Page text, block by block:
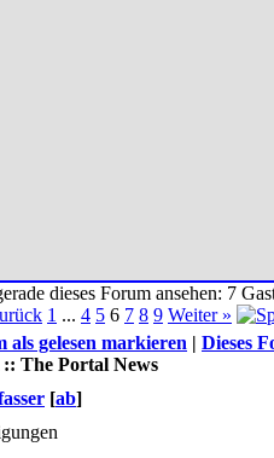
dieses Forum ansehen: 7
1 ... 4 5 6 7 8 9 Weiter »
als gelesen markieren | Dieses
The Portal News
[ab]